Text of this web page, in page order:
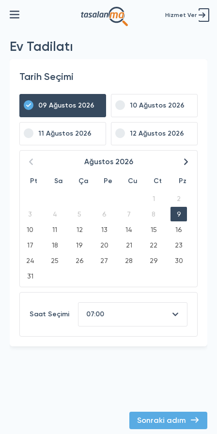
Hizmet Ver
Ev Tadilatı
Tarih Seçimi
09 Ağustos 2026 10 Ağustos 2026
11 Ağustos 2026 12 Ağustos 2026
Ağustos 2026
Pt Sa Ça Pe Cu Ct Pz
1
2
3
4 5 6 7 8
9
10
11 12 13 14 15
16
17
18 19 20 21 22
23
24
25 26 27 28 29
30
31
Saat Seçimi
Sonraki adım